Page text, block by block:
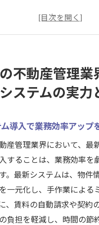
京都での不動産管理シス
界をリードする革新的なシ
ント
の鍵を握る不動産管理シ
底解説
入によるコスト削減と業
動産管理システムで得ら
不動産管理業
ステムの実力
導入で業務効率アップ
産管理業界において、最
することは、業務効率を
。最新システムは、物件
一元化し、手作業による
、賃料の自動請求や契約
負担を軽減し、時間の節